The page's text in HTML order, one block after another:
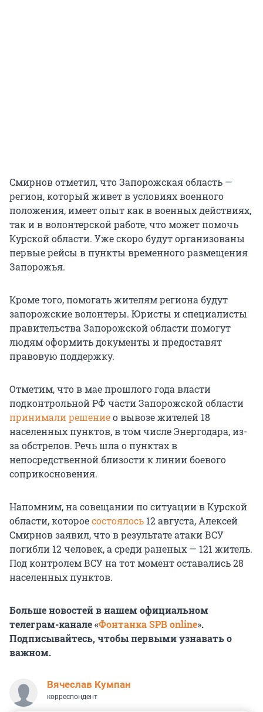
Смирнов отметил, что Запорожская область —
регион, который живет в условиях военного
положения, имеет опыт как в военных действиях,
так и в волонтерской работе, что может помочь
Курской области. Уже скоро будут организованы
первые рейсы в пункты временного размещения
Запорожья.
Кроме того, помогать жителям региона будут
запорожские волонтеры. Юристы и специалисты
правительства Запорожской области помогут
людям оформить документы и предоставят
правовую поддержку.
Отметим, что в мае прошлого года власти
подконтрольной РФ части Запорожской области
принимали решениео вывозе жителей 18
населенных пунктов, в том числе Энергодара, из-
за обстрелов. Речь шла о пунктах в
непосредственной близости к линии боевого
соприкосновения.
Напомним, на совещании по ситуации в Курской
области, котороесостоялось 12 августа, Алексей
Смирнов заявил, что в результате атаки ВСУ
погибли 12 человек, а среди раненых — 121 житель.
Под контролем ВСУ на тот момент оставались 28
населенных пунктов.
Больше новостей в нашем официальном
телеграм-канале «Фонтанка SPB online».
Подписывайтесь, чтобы первыми узнавать о
важном.
Вячеслав Кумпан
корреспондент